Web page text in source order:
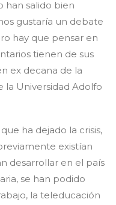
han salido bien
gustaría un debate
hay que pensar en
tienen de sus
ex decana de la
la Universidad Adolfo
ha dejado la crisis,
existían
desarrollar en el país
se han podido
la teleducación